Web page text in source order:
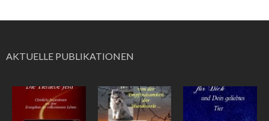
AKTUELLE PUBLIKATIONEN